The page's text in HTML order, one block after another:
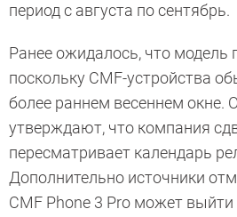
период с августа по сентябрь.
Ранее ожидалось, что модель
поскольку CMF-устройства
более раннем весеннем окне.
утверждают, что компания
пересматривает календарь
Дополнительно источники
CMF Phone 3 Pro может